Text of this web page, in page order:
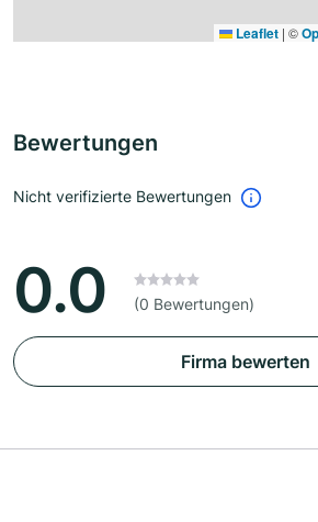
Leaflet | ©
Bewertungen
Nicht verifizierte Bewertungen
0.0 (0 Bewertungen)
Firma bewerten